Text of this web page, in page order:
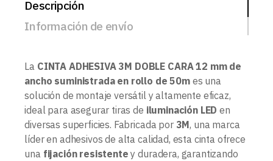
Descripción
Información de envío
La CINTA ADHESIVA 3M DOBLE CARA 12 mm de
ancho suministrada en rollo de 50mes una
solución de montaje versátil y altamente eficaz,
ideal para asegurar tiras de iluminación LED en
diversas superficies. Fabricada por 3M, una marca
líder en adhesivos de alta calidad, esta cinta ofrece
una fijación resistente y duradera, garantizando